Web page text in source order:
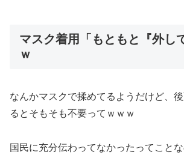
マスク着用「もともと『外し
ｗ
なんかマスクで揉めてるようだけど、
るとそもそも不要ってｗｗｗ
国民に充分伝わってなかったってこと